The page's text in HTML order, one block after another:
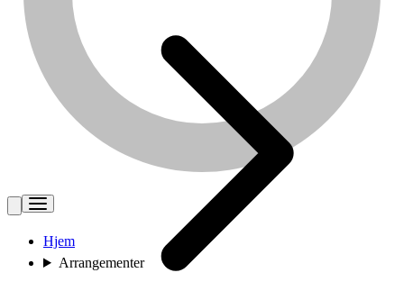
Hjem
Arrangementer